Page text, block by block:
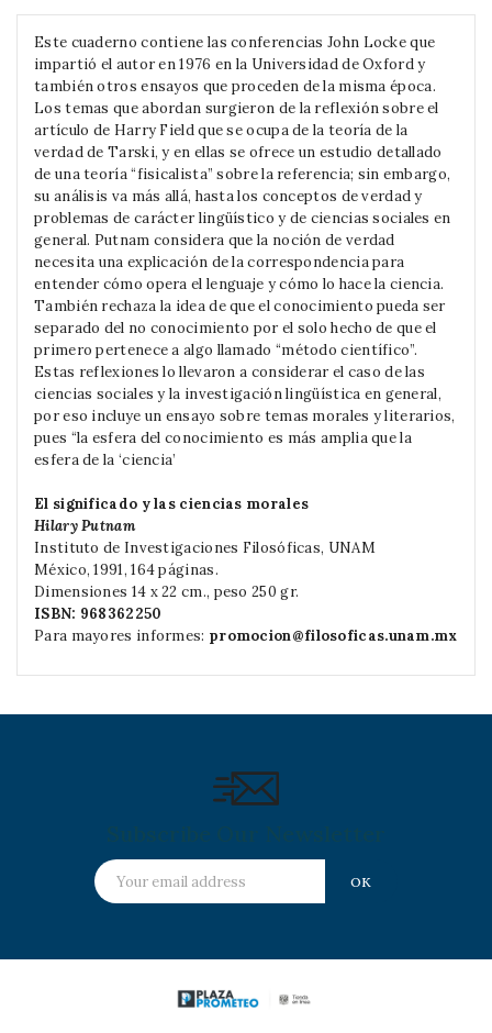
Este cuaderno contiene las conferencias John Locke que
impartió el autor en 1976 en la Universidad de Oxford y
también otros ensayos que proceden de la misma época.
Los temas que abordan surgieron de la reflexión sobre el
artículo de Harry Field que se ocupa de la teoría de la
verdad de Tarski, y en ellas se ofrece un estudio detallado
de una teoría “fisicalista” sobre la referencia; sin embargo,
su análisis va más allá, hasta los conceptos de verdad y
problemas de carácter lingüístico y de ciencias sociales en
general. Putnam considera que la noción de verdad
necesita una explicación de la correspondencia para
entender cómo opera el lenguaje y cómo lo hace la ciencia.
También rechaza la idea de que el conocimiento pueda ser
separado del no conocimiento por el solo hecho de que el
primero pertenece a algo llamado “método científico”.
Estas reflexiones lo llevaron a considerar el caso de las
ciencias sociales y la investigación lingüística en general,
por eso incluye un ensayo sobre temas morales y literarios,
pues “la esfera del conocimiento es más amplia que la
esfera de la ‘ciencia’
El significado y las ciencias morales
Hilary Putnam
Instituto de Investigaciones Filosóficas, UNAM
México, 1991, 164 páginas.
Dimensiones 14 x 22 cm., peso 250 gr.
ISBN: 968362250
Para mayores informes: promocion@filosoficas.unam.mx